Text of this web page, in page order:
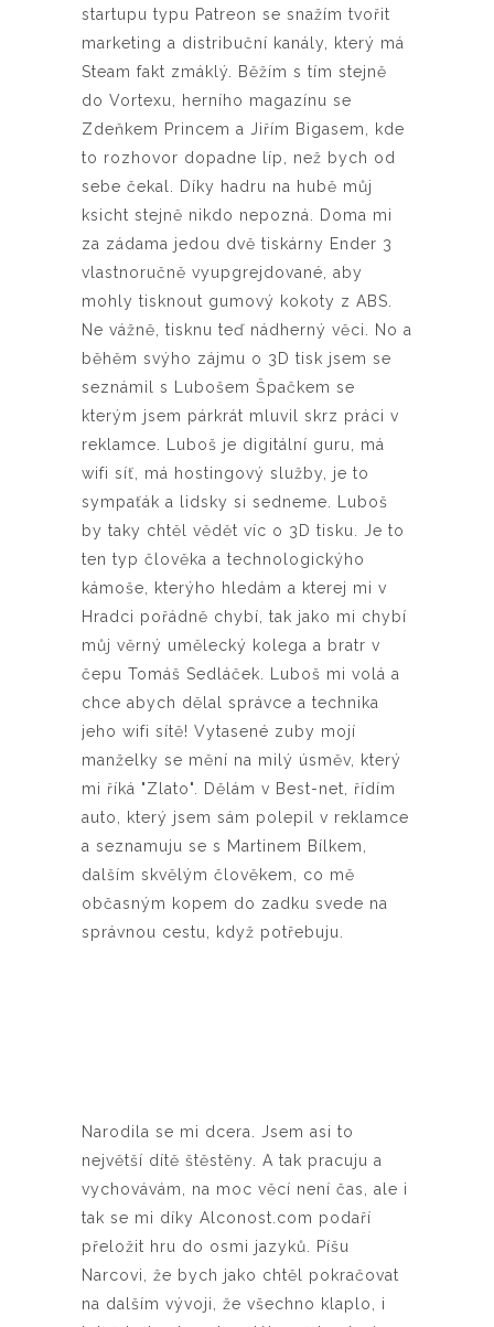
startupu typu Patreon se snažím tvořit
marketing a distribuční kanály, který má
Steam fakt zmáklý. Běžím s tím stejně
do Vortexu, herního magazínu se
Zdeňkem Princem a Jiřím Bigasem, kde
to rozhovor dopadne líp, než bych od
sebe čekal. Díky hadru na hubě můj
ksicht stejně nikdo nepozná. Doma mi
za zádama jedou dvě tiskárny Ender 3
vlastnoručně vyupgrejdované, aby
mohly tisknout gumový kokoty z ABS.
Ne vážně, tisknu teď nádherný věci. No a
běhěm svýho zájmu o 3D tisk jsem se
seznámil s Lubošem Špačkem se
kterým jsem párkrát mluvil skrz práci v
reklamce. Luboš je digitální guru, má
wifi síť, má hostingový služby, je to
sympaťák a lidsky si sedneme. Luboš
by taky chtěl vědět víc o 3D tisku. Je to
ten typ člověka a technologickýho
kámoše, kterýho hledám a kterej mi v
Hradci pořádně chybí, tak jako mi chybí
můj věrný umělecký kolega a bratr v
čepu Tomáš Sedláček. Luboš mi volá a
chce abych dělal správce a technika
jeho wifi sítě! Vytasené zuby mojí
manželky se mění na milý úsměv, který
mi říká "Zlato". Dělám v Best-net, řídím
auto, který jsem sám polepil v reklamce
a seznamuju se s Martinem Bílkem,
dalším skvělým člověkem, co mě
občasným kopem do zadku svede na
správnou cestu, když potřebuju.
Narodila se mi dcera. Jsem asi to
největší dítě štěstěny. A tak pracuju a
vychovávám, na moc věcí není čas, ale i
tak se mi díky Alconost.com podaří
přeložit hru do osmi jazyků. Píšu
Narcovi, že bych jako chtěl pokračovat
na dalším vývoji, že všechno klaplo, i